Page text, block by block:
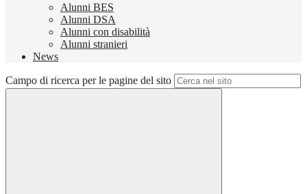
Alunni BES
Alunni DSA
Alunni con disabilità
Alunni stranieri
News
Campo di ricerca per le pagine del sito